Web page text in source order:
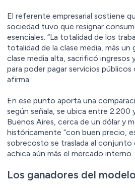
El referente empresarial sostiene
sociedad tuvo que resignar
esenciales. “La totalidad de los
totalidad de la clase media, más un
clase media alta, sacrificó ingresos
para poder pagar servicios públicos
afirma.
En ese punto aporta una
según señala, se ubica entre 2.200
Buenos Aires, cerca de un dólar y
históricamente “con buen precio,
sobrecosto se traslada al conjunto
achica aún más el mercado interno.
Los ganadores del modelo